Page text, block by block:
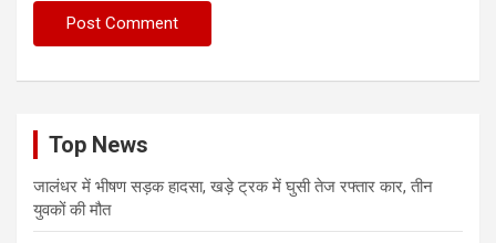
Top News
जालंधर में भीषण सड़क हादसा, खड़े ट्रक में घुसी तेज रफ्तार कार, तीन
युवकों की मौत